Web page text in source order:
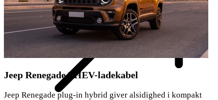
Jeep Renegade PHEV-ladekabel
Jeep Renegade plug-in hybrid giver alsidighed i kompakt